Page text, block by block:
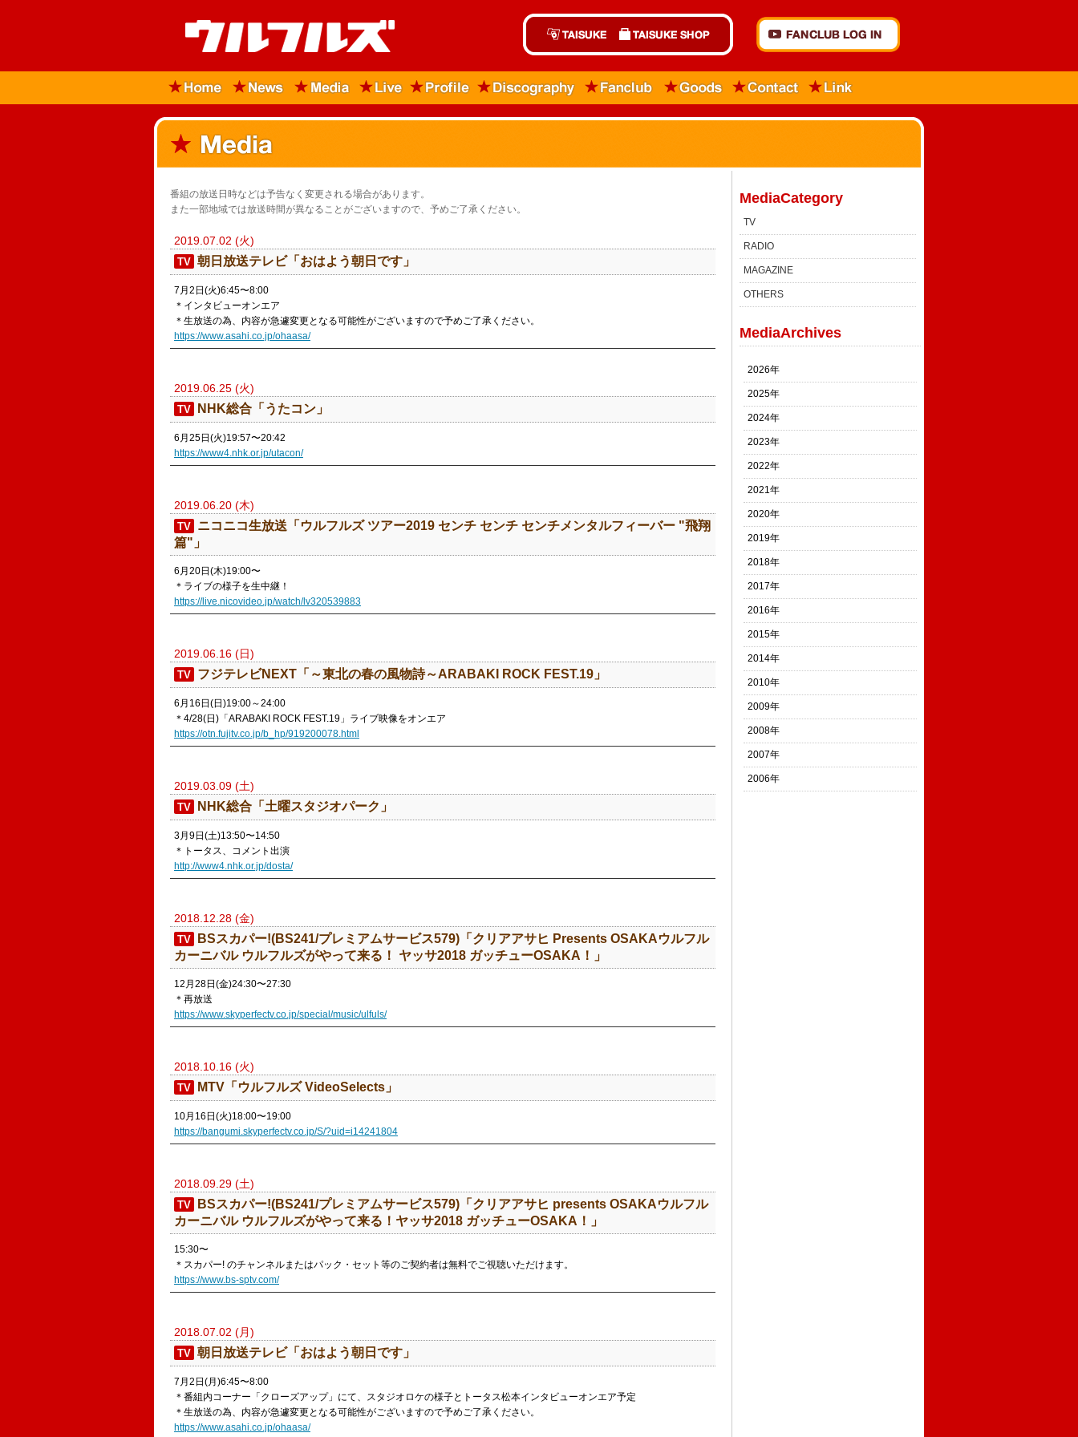
番組の放送日時などは予告なく変更される場合があります。
また一部地域では放送時間が異なることがございますので、予めご了承ください。
2019.07.02 (火)
TV 朝日放送テレビ「おはよう朝日です」
7月2日(火)6:45〜8:00
＊インタビューオンエア
＊生放送の為、内容が急遽変更となる可能性がございますので予めご了承ください。
https://www.asahi.co.jp/ohaasa/
2019.06.25 (火)
TV ​NHK総合「うたコン」
6月25日(火)19:57〜20:42
https://www4.nhk.or.jp/utacon/
2019.06.20 (木)
TV ​ニコニコ生放送「ウルフルズ ツアー2019 センチ センチ センチメンタルフィーバー "飛翔
篇"」
6月20日(木)19:00〜
＊ライブの様子を生中継！
https://live.nicovideo.jp/watch/lv320539883
2019.06.16 (日)
TV ​フジテレビNEXT「～東北の春の風物詩～ARABAKI ROCK FEST.19」
6月16日(日)19:00～24:00
＊4/28(日)「ARABAKI ROCK FEST.19」ライブ映像をオンエア
https://otn.fujitv.co.jp/b_hp/919200078.html
2019.03.09 (土)
TV ​NHK総合「土曜スタジオパーク」
3月9日(土)13:50〜14:50
＊トータス、コメント出演
http://www4.nhk.or.jp/dosta/
2018.12.28 (金)
TV
BSスカパー!(BS241/プレミアムサービス579)「クリアアサヒ Presents OSAKAウルフル
カーニバル ウルフルズがやって来る！ ヤッサ2018 ガッチューOSAKA！」
12月28日(金)24:30〜27:30
＊再放送
https://www.skyperfectv.co.jp/special/music/ulfuls/
2018.10.16 (火)
TV ​MTV「ウルフルズ VideoSelects」
10月16日(火)18:00〜19:00
https://bangumi.skyperfectv.co.jp/S/?uid=i14241804
2018.09.29 (土)
TV
BSスカパー!(BS241/プレミアムサービス579)「クリアアサヒ presents OSAKAウルフル
カーニバル ウルフルズがやって来る！ヤッサ2018 ガッチューOSAKA！」
15:30〜
＊スカパー! のチャンネルまたはパック・セット等のご契約者は無料でご視聴いただけます。
https://www.bs-sptv.com/
2018.07.02 (月)
TV 朝日放送テレビ「おはよう朝日です」
7月2日(月)6:45〜8:00
＊番組内コーナー「クローズアップ」にて、スタジオロケの様子とトータス松本インタビューオンエア予定
＊生放送の為、内容が急遽変更となる可能性がございますので予めご了承ください。
https://www.asahi.co.jp/ohaasa/
MediaCategory
TV
RADIO
MAGAZINE
OTHERS
MediaArchives
2026年
2025年
2024年
2023年
2022年
2021年
2020年
2019年
2018年
2017年
2016年
2015年
2014年
2010年
2009年
2008年
2007年
2006年